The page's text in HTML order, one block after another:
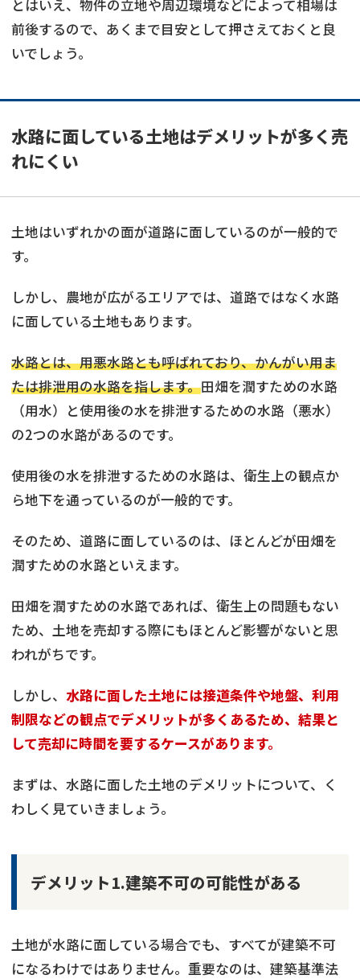
とはいえ、物件の立地や周辺環境などによって相場は
前後するので、あくまで目安として押さえておくと良
いでしょう。
水路に面している土地はデメリットが多く売
れにくい
土地はいずれかの面が道路に面しているのが一般的で
す。
しかし、農地が広がるエリアでは、道路ではなく水路
に面している土地もあります。
水路とは、用悪水路とも呼ばれており、かんがい用ま
たは排泄用の水路を指します。田畑を潤すための水路
（用水）と使用後の水を排泄するための水路（悪水）
の2つの水路があるのです。
使用後の水を排泄するための水路は、衛生上の観点か
ら地下を通っているのが一般的です。
そのため、道路に面しているのは、ほとんどが田畑を
潤すための水路といえます。
田畑を潤すための水路であれば、衛生上の問題もない
ため、土地を売却する際にもほとんど影響がないと思
われがちです。
しかし、 水路に面した土地には接道条件や地盤、利用
制限などの観点でデメリットが多くあるため、結果と
して売却に時間を要するケースがあります。
まずは、水路に面した土地のデメリットについて、く
わしく見ていきましょう。
デメリット1.建築不可の可能性がある
土地が水路に面している場合でも、すべてが建築不可
になるわけではありません。重要なのは、建築基準法